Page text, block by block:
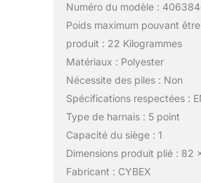
Numéro du modèle :
Poids maximum pouvant
produit : 22 Kilogrammes
Matériaux : Polyester
Nécessite des piles : Non
Spécifications respectées :
Type de harnais : 5 point
Capacité du siège : 1
Dimensions produit plié : 82
Fabricant : CYBEX